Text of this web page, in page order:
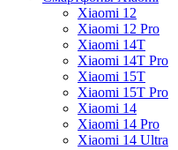
Xiaomi 12
Xiaomi 12 Pro
Xiaomi 14T
Xiaomi 14T Pro
Xiaomi 15T
Xiaomi 15T Pro
Xiaomi 14
Xiaomi 14 Pro
Xiaomi 14 Ultra